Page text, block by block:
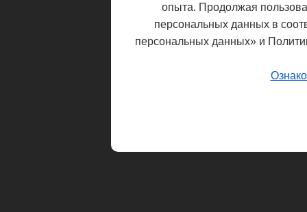
опыта. Продолжая
персональных данных в
персональных данных» и